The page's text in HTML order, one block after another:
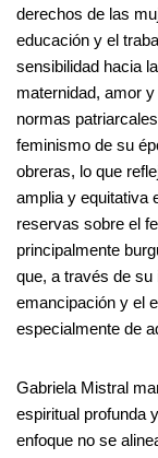
derechos de las
educación y el
sensibilidad hacia
maternidad, amor
normas
feminismo de su
obreras, lo que
amplia y equitativa
reservas sobre el
principalmente
que, a través de
emancipación y el
especialmente de
Gabriela Mistral
espiritual profunda
enfoque no se